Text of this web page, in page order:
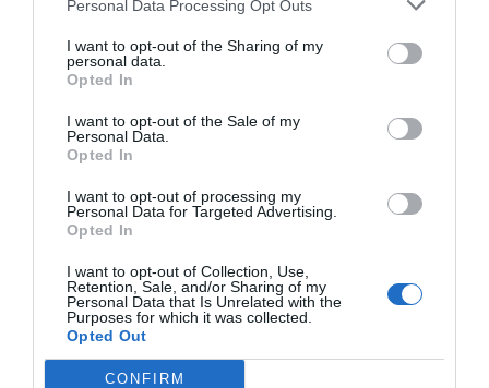
Personal Data Processing Opt Outs
I want to opt-out of the Sharing of my
personal data.
Opted In
I want to opt-out of the Sale of my
Personal Data.
Opted In
I want to opt-out of processing my
Personal Data for Targeted Advertising.
Opted In
I want to opt-out of Collection, Use,
Retention, Sale, and/or Sharing of my
Personal Data that Is Unrelated with the
Purposes for which it was collected.
Opted Out
CONFIRM
αναγνωρίσει και δημοσιεύσει δύο από τις
καινοτομίες της […]
Explore More
Search